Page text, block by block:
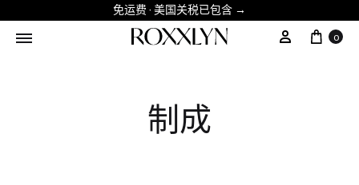
免运费 · 美国关税已包含 →
0
制成